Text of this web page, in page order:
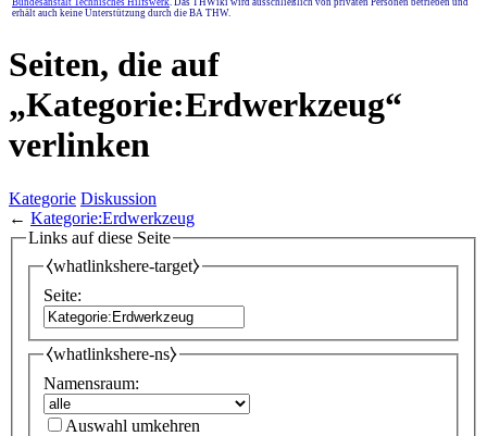
Bundesanstalt Technisches Hilfswerk. Das THWiki wird ausschließlich von privaten Personen betrieben und
erhält auch keine Unterstützung durch die BA THW.
Seiten, die auf
„Kategorie:Erdwerkzeug“
verlinken
Kategorie Diskussion
← Kategorie:Erdwerkzeug
Links auf diese Seite
⧼whatlinkshere-target⧽
Seite:
⧼whatlinkshere-ns⧽
Namensraum:
Auswahl umkehren